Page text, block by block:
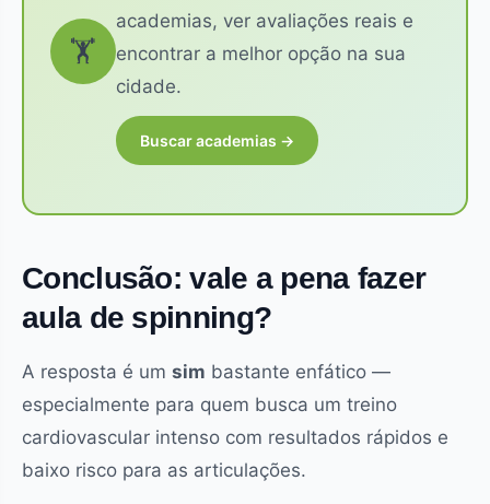
🏋️
academias, ver avaliações reais e
encontrar a melhor opção na sua
cidade.
Buscar academias →
Conclusão: vale a pena fazer
aula de spinning?
A resposta é um sim bastante enfático —
especialmente para quem busca um treino
cardiovascular intenso com resultados rápidos e
baixo risco para as articulações.